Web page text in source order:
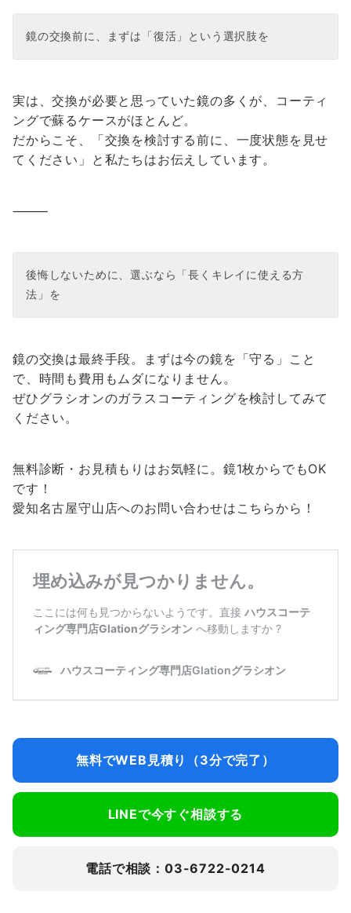
鏡の交換前に、まずは「復活」という選択肢を
実は、交換が必要と思っていた鏡の多くが、コーティ
ングで蘇るケースがほとんど。
だからこそ、「交換を検討する前に、一度状態を見せ
てください」と私たちはお伝えしています。
⸻
後悔しないために、選ぶなら「長くキレイに使える方
法」を
鏡の交換は最終手段。まずは今の鏡を「守る」こと
で、時間も費用もムダになりません。
ぜひグラシオンのガラスコーティングを検討してみて
ください。
無料診断・お見積もりはお気軽に。鏡1枚からでもOK
です！
愛知名古屋守山店へのお問い合わせはこちらから！
無料でWEB見積り（3分で完了）
LINEで今すぐ相談する
電話で相談：03-6722-0214